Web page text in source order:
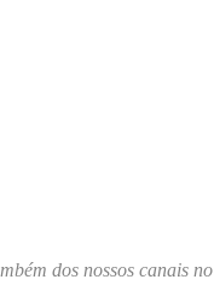
dos nossos canais no